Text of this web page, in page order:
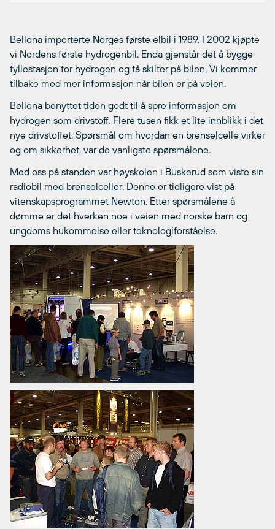
Bellona importerte Norges første elbil i 1989. I 2002 kjøpte
vi Nordens første hydrogenbil. Enda gjenstår det å bygge
fyllestasjon for hydrogen og få skilter på bilen. Vi kommer
tilbake med mer informasjon når bilen er på veien.
Bellona benyttet tiden godt til å spre informasjon om
hydrogen som drivstoff. Flere tusen fikk et lite innblikk i det
nye drivstoffet. Spørsmål om hvordan en brenselcelle virker
og om sikkerhet, var de vanligste spørsmålene.
Med oss på standen var høyskolen i Buskerud som viste sin
radiobil med brenselceller. Denne er tidligere vist på
vitenskapsprogrammet Newton. Etter spørsmålene å
dømme er det hverken noe i veien med norske barn og
ungdoms hukommelse eller teknologiforståelse.